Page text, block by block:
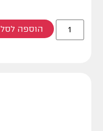
הוספה לסל